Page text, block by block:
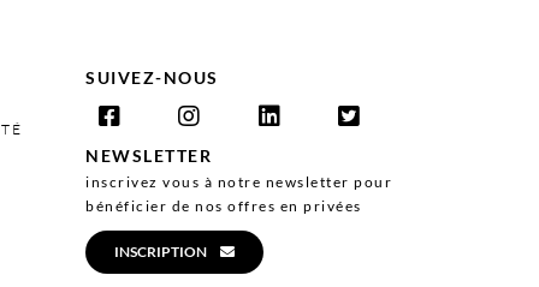
SUIVEZ-NOUS
NEWSLETTER
inscrivez vous à notre newsletter pour
bénéficier de nos offres en privées
INSCRIPTION